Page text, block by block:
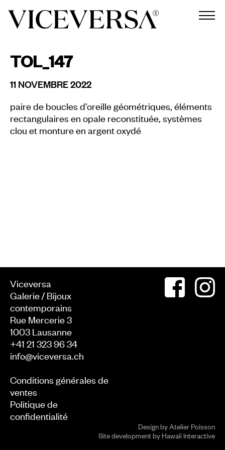
TOL_147
11 NOVEMBRE 2022
paire de boucles d’oreille géométriques, éléments
rectangulaires en opale reconstituée, systèmes
clou et monture en argent oxydé
Viceversa
Galerie / Bijoux
contemporains
Rue Mercerie 3
1003 Lausanne
+41 21 323 96 34
info@viceversa.ch
Conditions générales de
ventes
Politique de
confidentialité
Design byAtelier Poisson
Site development byHawaii Interactive